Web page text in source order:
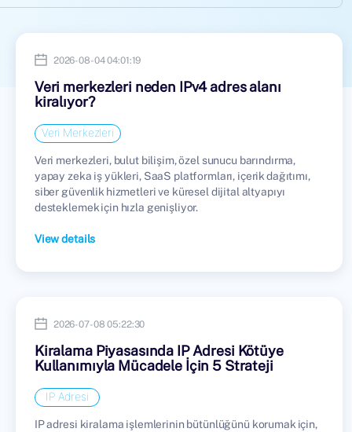
2026-08-04 04:01:19
Veri merkezleri neden IPv4 adres alanı
kiralıyor?
Veri Merkezleri
Veri merkezleri, bulut bilişim, özel sunucu barındırma,
yapay zeka iş yükleri, SaaS platformları, içerik dağıtımı,
siber güvenlik hizmetleri ve küresel dijital altyapıyı
desteklemek için hızla genişliyor.
View details
2026-07-08 05:22:30
Kiralama Piyasasında IP Adresi Kötüye
Kullanımıyla Mücadele İçin 5 Strateji
IP Adresi
IP adresi kiralama işlemlerinin bütünlüğünü korumak için,